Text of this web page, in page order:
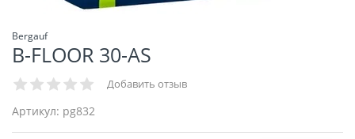
Bergauf
B-FLOOR 30-AS
Добавить отзыв
Артикул: pg832